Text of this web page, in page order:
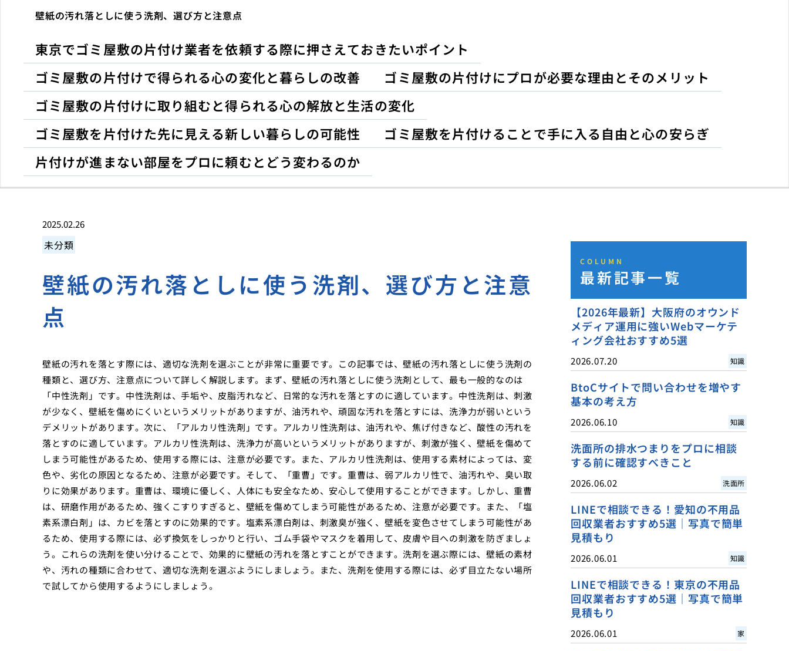
壁紙の汚れ落としに使う洗剤、選び方と注意点
東京でゴミ屋敷の片付け業者を依頼する際に押さえておきたいポイント
ゴミ屋敷の片付けで得られる心の変化と暮らしの改善
ゴミ屋敷の片付けにプロが必要な理由とそのメリット
ゴミ屋敷の片付けに取り組むと得られる心の解放と生活の変化
ゴミ屋敷を片付けた先に見える新しい暮らしの可能性
ゴミ屋敷を片付けることで手に入る自由と心の安らぎ
片付けが進まない部屋をプロに頼むとどう変わるのか
2025.02.26
未分類
壁紙の汚れ落としに使う洗剤、選び方と注意
点
壁紙の汚れを落とす際には、適切な洗剤を選ぶことが非常に重要です。この記事では、壁紙の汚れ落としに使う洗剤の
種類と、選び方、注意点について詳しく解説します。まず、壁紙の汚れ落としに使う洗剤として、最も一般的なのは
「中性洗剤」です。中性洗剤は、手垢や、皮脂汚れなど、日常的な汚れを落とすのに適しています。中性洗剤は、刺激
が少なく、壁紙を傷めにくいというメリットがありますが、油汚れや、頑固な汚れを落とすには、洗浄力が弱いという
デメリットがあります。次に、「アルカリ性洗剤」です。アルカリ性洗剤は、油汚れや、焦げ付きなど、酸性の汚れを
落とすのに適しています。アルカリ性洗剤は、洗浄力が高いというメリットがありますが、刺激が強く、壁紙を傷めて
しまう可能性があるため、使用する際には、注意が必要です。また、アルカリ性洗剤は、使用する素材によっては、変
色や、劣化の原因となるため、注意が必要です。そして、「重曹」です。重曹は、弱アルカリ性で、油汚れや、臭い取
りに効果があります。重曹は、環境に優しく、人体にも安全なため、安心して使用することができます。しかし、重曹
は、研磨作用があるため、強くこすりすぎると、壁紙を傷めてしまう可能性があるため、注意が必要です。また、「塩
素系漂白剤」は、カビを落とすのに効果的です。塩素系漂白剤は、刺激臭が強く、壁紙を変色させてしまう可能性があ
るため、使用する際には、必ず換気をしっかりと行い、ゴム手袋やマスクを着用して、皮膚や目への刺激を防ぎましょ
う。これらの洗剤を使い分けることで、効果的に壁紙の汚れを落とすことができます。洗剤を選ぶ際には、壁紙の素材
や、汚れの種類に合わせて、適切な洗剤を選ぶようにしましょう。また、洗剤を使用する際には、必ず目立たない場所
で試してから使用するようにしましょう。
COLUMN
最新記事一覧
【2026年最新】大阪府のオウンド
メディア運用に強いWebマーケテ
ィング会社おすすめ5選
2026.07.20 知識
BtoCサイトで問い合わせを増やす
基本の考え方
2026.06.10 知識
洗面所の排水つまりをプロに相談
する前に確認すべきこと
2026.06.02 洗面所
LINEで相談できる！愛知の不用品
回収業者おすすめ5選｜写真で簡単
見積もり
2026.06.01 知識
LINEで相談できる！東京の不用品
回収業者おすすめ5選｜写真で簡単
見積もり
2026.06.01 家